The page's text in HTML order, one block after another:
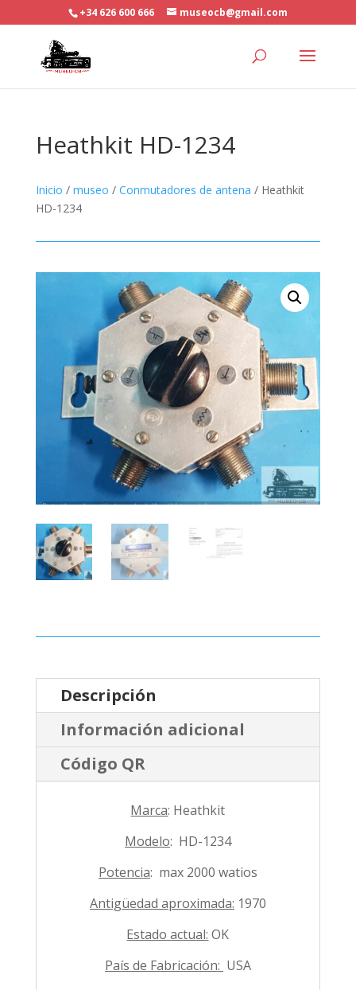
+34 626 600 666 museocb@gmail.com
Heathkit HD-1234
Inicio / museo / Conmutadores de antena / Heathkit
HD-1234
Descripción
Información adicional
Código QR
Marca: Heathkit
Modelo: HD-1234
Potencia: max 2000 watios
Antigüedad aproximada: 1970
Estado actual: OK
País de Fabricación: USA